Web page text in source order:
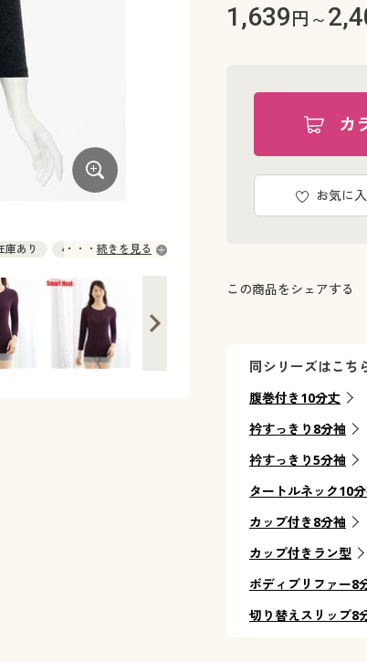
あり
4L ◎ 在庫あり
続きを見る
1,639円～
カ
お気に
この商品をシェアする
同シリーズはこち
腹巻付き10分丈
衿すっきり8分袖
衿すっきり5分袖
タートルネック10
カップ付き8分袖
カップ付きラン型
ボディブリファー8
切り替えスリップ8